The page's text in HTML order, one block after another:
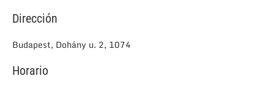
Dirección
Budapest, Dohány u. 2, 1074
Horario